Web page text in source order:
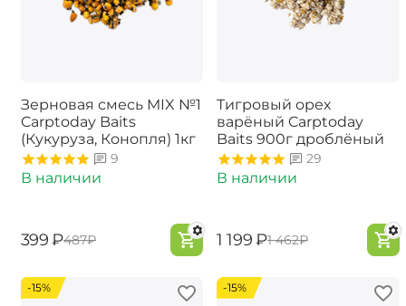
Зерновая смесь MIX №1
Carptoday Baits
(Кукуруза, Конопля) 1кг
9
В наличии
‍399‍ ₽‍487‍₽
Тигровый орех
варёный Carptoday
Baits 900г дроблёный
29
В наличии
‍1 199‍₽‍1 462‍₽
-15% -15%